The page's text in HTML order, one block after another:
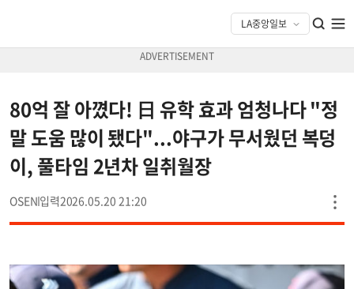
80억 잘 아꼈다! 日 유학 효과 엄청나다 "정
말 도움 많이 됐다"...야구가 무서웠던 복덩
이, 풀타임 2년차 일취월장
OSEN 2026.05.20 21:20